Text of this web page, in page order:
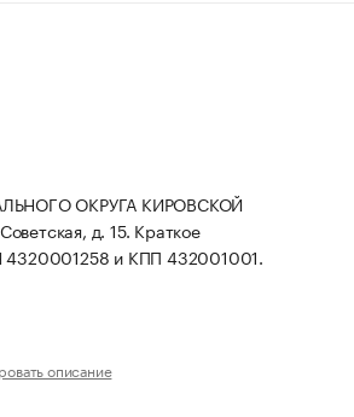
ОКРУГА КИРОВСКОЙ
д. 15. Краткое
4320001258 и КПП 432001001.
описание